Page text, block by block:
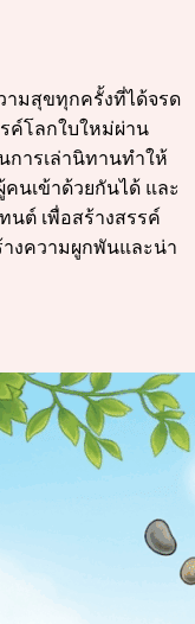
ามสุขทุกครั้งที่ได้จรด
ค์โลกใบใหม่ผ่าน
การเล่านิทานทำให้
คนเข้าด้วยกันได้ และ
นต์ เพื่อสร้างสรรค์
งความผูกพันและน่า